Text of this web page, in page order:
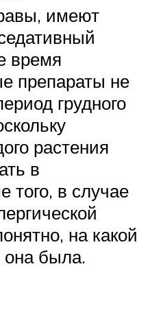
имеют
время
препараты не
грудного
растения
в
того, в случае
на какой
она была.